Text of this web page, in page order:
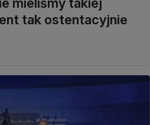
tak ostentacyjnie